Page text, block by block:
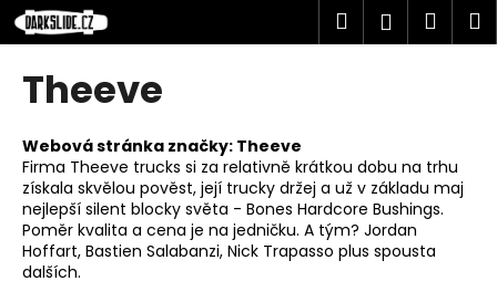
Přejít
na
obsah
Hledat
Theeve
Webová stránka značky: Theeve
Firma Theeve trucks si za relativně krátkou dobu na trhu
získala skvělou pověst, její trucky držej a už v základu maj
nejlepší silent blocky světa - Bones Hardcore Bushings.
Poměr kvalita a cena je na jedničku. A tým? Jordan
Hoffart, Bastien Salabanzi, Nick Trapasso plus spousta
dalších.
K
o
o
p
o
t
ř